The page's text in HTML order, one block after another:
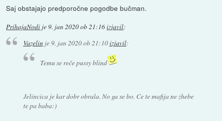
Saj obstajajo predporočne pogodbe bučman.
PrihajaNodi je9. jan 2020 ob 21:16izjavil:
Vazelinje9. jan 2020 ob 21:10izjavil:
Temu se reče pussy blind
Jelincica je kar dobr obrala. No ga se bo. Ce te mafija ne zhebe
te pa baba:)